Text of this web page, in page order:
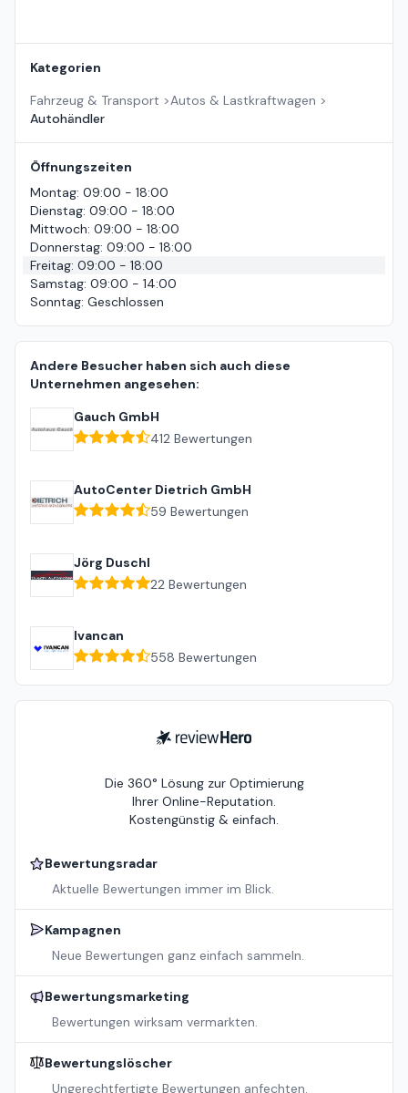
Kategorien
Fahrzeug & Transport >Autos & Lastkraftwagen >
Autohändler
Öffnungszeiten
Montag: 09:00 - 18:00
Dienstag: 09:00 - 18:00
Mittwoch: 09:00 - 18:00
Donnerstag: 09:00 - 18:00
Freitag: 09:00 - 18:00
Samstag: 09:00 - 14:00
Sonntag: Geschlossen
Andere Besucher haben sich auch diese
Unternehmen angesehen:
Gauch GmbH
412 Bewertungen
AutoCenter Dietrich GmbH
59 Bewertungen
Jörg Duschl
22 Bewertungen
Ivancan
558 Bewertungen
ReviewHero
Die 360° Lösung zur Optimierung
Ihrer Online-Reputation.
Kostengünstig & einfach.
Bewertungsradar
Aktuelle Bewertungen immer im Blick.
Kampagnen
Neue Bewertungen ganz einfach sammeln.
Bewertungsmarketing
Bewertungen wirksam vermarkten.
Bewertungslöscher
Ungerechtfertigte Bewertungen anfechten.